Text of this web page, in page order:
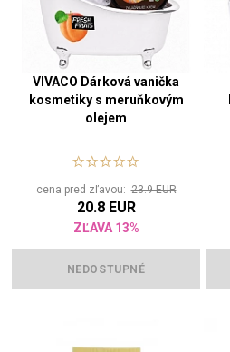
VIVACO Dárková vanička
kosmetiky s meruňkovým
olejem
cena pred zľavou:23.9 EUR
20.8 EUR
ZĽAVA 13%
NEDOSTUPNÉ